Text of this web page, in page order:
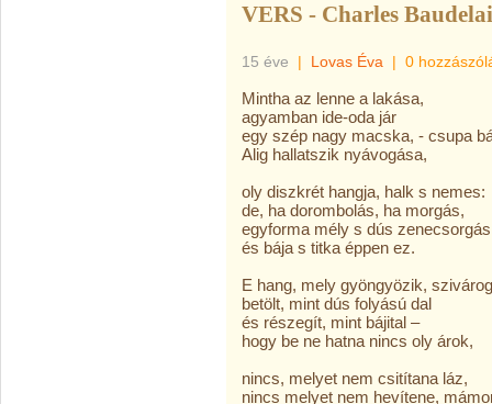
VERS - Charles
15 éve | Lovas Éva | 0
Mintha az lenne a lakása,
agyamban ide-oda jár
egy szép nagy macska, - csupa
Alig hallatszik nyávogása,
oly diszkrét hangja, halk s nemes:
de, ha dorombolás, ha morgás,
egyforma mély s dús
és bája s titka éppen ez.
E hang, mely gyöngyözik, szivárog
betölt, mint dús folyású dal
és részegít, mint bájital –
hogy be ne hatna nincs oly árok,
nincs, melyet nem csitítana láz,
nincs melyet nem hevítene,